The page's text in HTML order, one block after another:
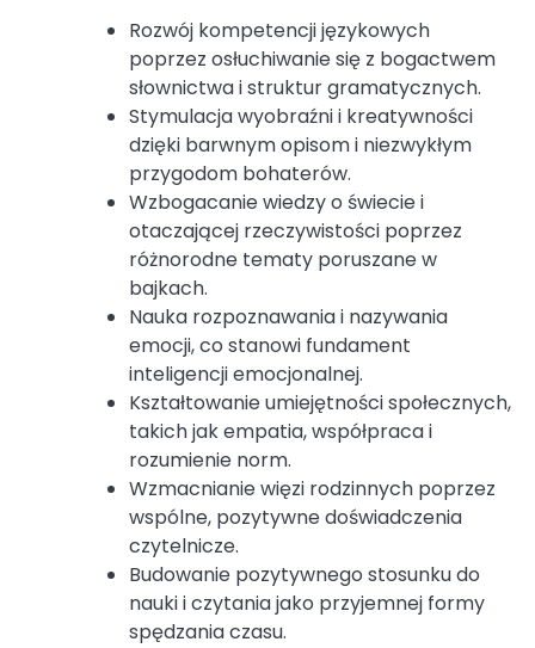
Rozwój kompetencji językowych
poprzez osłuchiwanie się z bogactwem
słownictwa i struktur gramatycznych.
Stymulacja wyobraźni i kreatywności
dzięki barwnym opisom i niezwykłym
przygodom bohaterów.
Wzbogacanie wiedzy o świecie i
otaczającej rzeczywistości poprzez
różnorodne tematy poruszane w
bajkach.
Nauka rozpoznawania i nazywania
emocji, co stanowi fundament
inteligencji emocjonalnej.
Kształtowanie umiejętności społecznych,
takich jak empatia, współpraca i
rozumienie norm.
Wzmacnianie więzi rodzinnych poprzez
wspólne, pozytywne doświadczenia
czytelnicze.
Budowanie pozytywnego stosunku do
nauki i czytania jako przyjemnej formy
spędzania czasu.